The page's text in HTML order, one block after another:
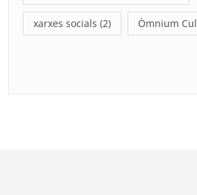
xarxes socials (2) Òmnium